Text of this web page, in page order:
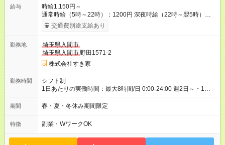
給与
時給1,150円～
通常時給（5時～22時）：1200円 深夜時給（22時～翌5時）：
1500円 高校生時給：1150円 【特別手当】早朝手当（5：00-9：
00）時給+150円 【試用期間】試用期間あり 試用期間の長さ：1
30日（※条件変更なし）ですが、切り上げで一ヶ月とさせてい
ただきます。 研修制度あり：15時間(研修中も同時給）
交通費別途支給あり
勤務地
埼玉県入間市
埼玉県入間市野田1571-2
株式会社すき家
勤務時間
シフト制
1日あたりの実働時間：最大8時間/日 0:00-24:00 週2日～・1日
2h～OK ＜シフト例＞ 〇朝帯 5:00-9:00 〇昼帯 9:00-14:00 〇午
後帯 14:00-18:00 〇夜帯 18:00-22:00 〇深夜帯 22:00-翌5:00 基
ます♪
期間 春・夏・冬休み期間限定
特徴 副業・WワークOK